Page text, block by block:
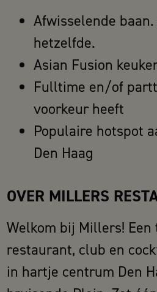
Afwisselende
hetzelfde.
Asian Fusion
Fulltime en/of
voorkeur heeft
Populaire hotspot
Den Haag
OVER MILLERS
Welkom bij Millers! Een
restaurant, club en
in hartje centrum Den